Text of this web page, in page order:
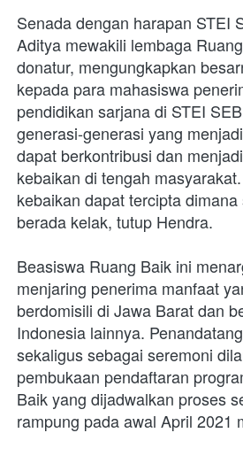
Senada dengan harapan STEI
Aditya mewakili lembaga
donatur, mengungkapkan
kepada para mahasiswa
pendidikan sarjana di STEI
generasi-generasi yang
dapat berkontribusi dan
kebaikan di tengah
kebaikan dapat tercipta
berada kelak, tutup Hendra.
Beasiswa Ruang Baik ini
menjaring penerima manfaat
berdomisili di Jawa Barat dan
Indonesia lainnya.
sekaligus sebagai seremoni
pembukaan pendaftaran
Baik yang dijadwalkan proses
rampung pada awal April 2021